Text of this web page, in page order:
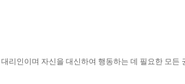
리인이며 자신을 대신하여 행동하는 데 필요한 모든